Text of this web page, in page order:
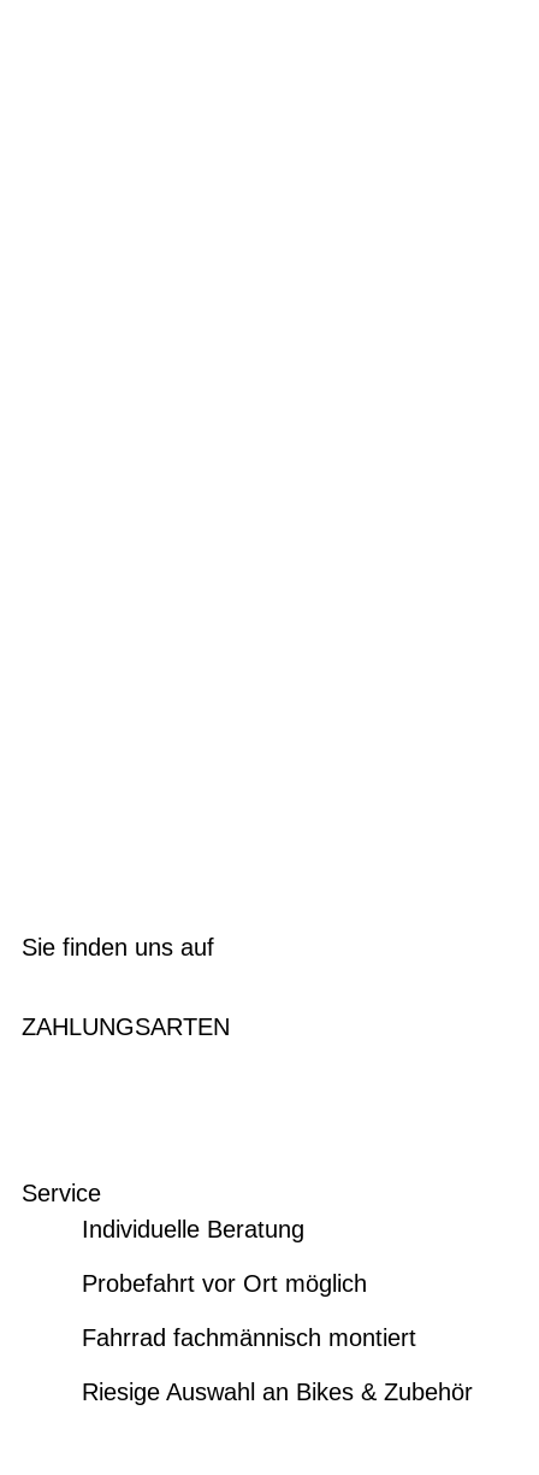
Sie finden uns auf
ZAHLUNGSARTEN
Service
Individuelle Beratung
Probefahrt vor Ort möglich
Fahrrad fachmännisch montiert
Riesige Auswahl an Bikes & Zubehör